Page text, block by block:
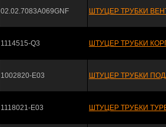
02.02.7083A069GNF ШТУЦЕР ТРУБКИ
1114515-Q3 ШТУЦЕР ТРУБКИ
1002820-E03 ШТУЦЕР ТРУБКИ
1118021-E03 ШТУЦЕР ТРУБКИ